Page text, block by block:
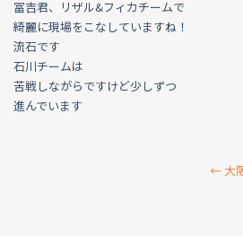
冨吉君、リザル&フィカチームで
綺麗に現場をこなしていますね！
流石です
石川チームは
苦戦しながらですけど少しずつ
進んでいます
←大